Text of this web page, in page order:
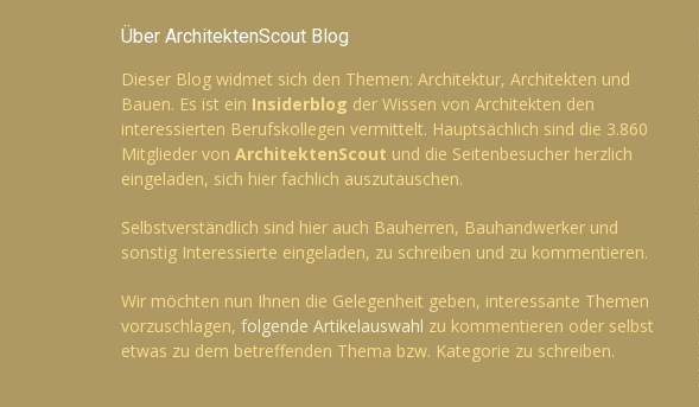
Über ArchitektenScout Blog
Dieser Blog widmet sich den Themen: Architektur, Architekten und
Bauen. Es ist ein Insiderblog der Wissen von Architekten den
interessierten Berufskollegen vermittelt. Hauptsächlich sind die 3.860
Mitglieder von ArchitektenScout und die Seitenbesucher herzlich
eingeladen, sich hier fachlich auszutauschen.
Selbstverständlich sind hier auch Bauherren, Bauhandwerker und
sonstig Interessierte eingeladen, zu schreiben und zu kommentieren.
Wir möchten nun Ihnen die Gelegenheit geben, interessante Themen
vorzuschlagen, folgende Artikelauswahl zu kommentieren oder selbst
etwas zu dem betreffenden Thema bzw. Kategorie zu schreiben.